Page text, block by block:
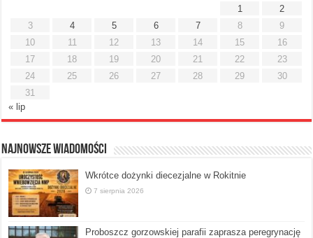
1
2
3
4 5 6 7 8
9
10
11 12 13 14 15
16
17
18 19 20 21 22
23
24
25 26 27 28 29
30
31
« lip
Najnowsze Wiadomości
Wkrótce dożynki diecezjalne w Rokitnie
7 sierpnia 2026
Proboszcz gorzowskiej parafii zaprasza peregrynację